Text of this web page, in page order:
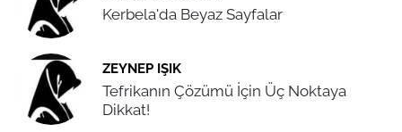
Kerbela'da Beyaz Sayfalar
ZEYNEP IŞIK
Tefrikanın Çözümü İçin Üç Noktaya
Dikkat!